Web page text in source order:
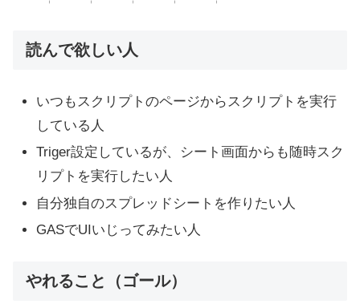
読んで欲しい人
いつもスクリプトのページからスクリプトを実行
している人
Triger設定しているが、シート画面からも随時スク
リプトを実行したい人
自分独自のスプレッドシートを作りたい人
GASでUIいじってみたい人
やれること（ゴール）